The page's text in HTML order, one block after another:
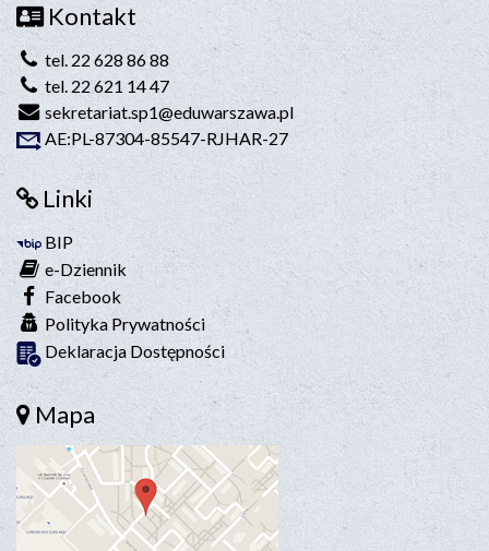
Kontakt
tel. 22 628 86 88
tel. 22 621 14 47
sekretariat.sp1@eduwarszawa.pl
AE:PL-87304-85547-RJHAR-27
Linki
BIP
e-Dziennik
Facebook
Polityka Prywatności
Deklaracja Dostępności
Mapa